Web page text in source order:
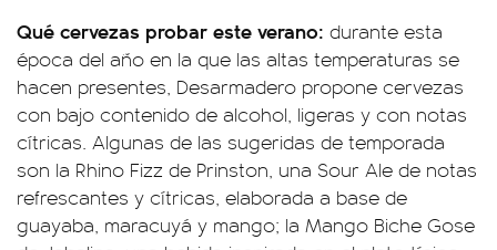
Qué cervezas probar este verano: durante esta
época del año en la que las altas temperaturas se
hacen presentes, Desarmadero propone cervezas
con bajo contenido de alcohol, ligeras y con notas
cítricas. Algunas de las sugeridas de temporada
son la Rhino Fizz de Prinston, una Sour Ale de notas
refrescantes y cítricas, elaborada a base de
guayaba, maracuyá y mango; la Mango Biche Gose